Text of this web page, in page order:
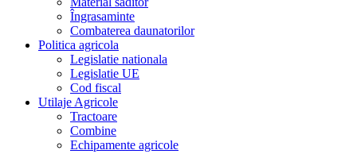
Îngrasaminte
Combaterea daunatorilor
Politica agricola
Legislatie nationala
Legislatie UE
Cod fiscal
Utilaje Agricole
Tractoare
Combine
Echipamente agricole